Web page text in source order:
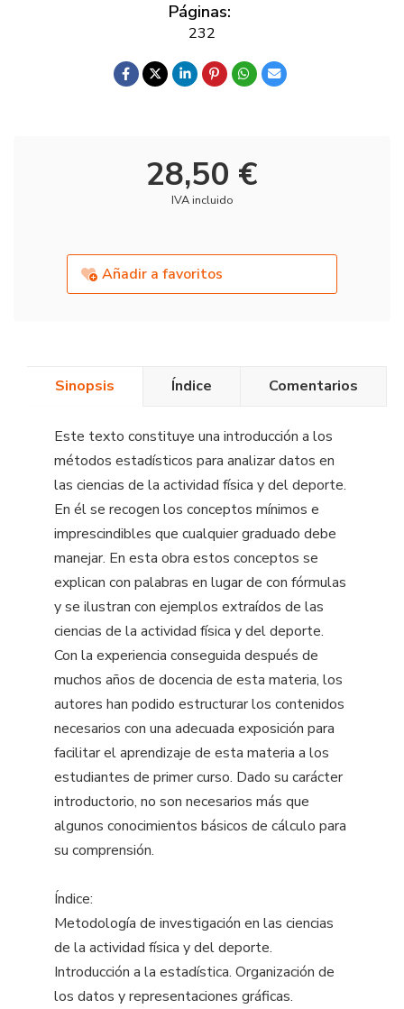
Páginas:
232
28,50 €
IVA incluido
Añadir a favoritos
Sinopsis Índice Comentarios
Este texto constituye una introducción a los
métodos estadísticos para analizar datos en
las ciencias de la actividad física y del deporte.
En él se recogen los conceptos mínimos e
imprescindibles que cualquier graduado debe
manejar. En esta obra estos conceptos se
explican con palabras en lugar de con fórmulas
y se ilustran con ejemplos extraídos de las
ciencias de la actividad física y del deporte.
Con la experiencia conseguida después de
muchos años de docencia de esta materia, los
autores han podido estructurar los contenidos
necesarios con una adecuada exposición para
facilitar el aprendizaje de esta materia a los
estudiantes de primer curso. Dado su carácter
introductorio, no son necesarios más que
algunos conocimientos básicos de cálculo para
su comprensión.
Índice:
Metodología de investigación en las ciencias
de la actividad física y del deporte.
Introducción a la estadística. Organización de
los datos y representaciones gráficas.